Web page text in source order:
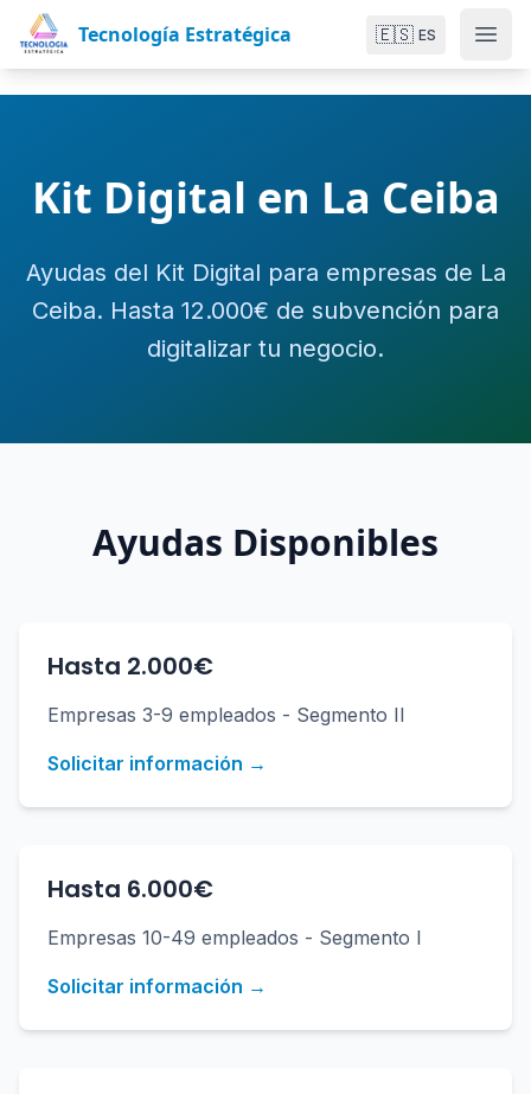
Tecnología Estratégica 🇪🇸 ES
Kit Digital en La Ceiba
Ayudas del Kit Digital para empresas de La
Ceiba. Hasta 12.000€ de subvención para
digitalizar tu negocio.
Ayudas Disponibles
Hasta 2.000€
Empresas 3-9 empleados - Segmento II
Solicitar información →
Hasta 6.000€
Empresas 10-49 empleados - Segmento I
Solicitar información →